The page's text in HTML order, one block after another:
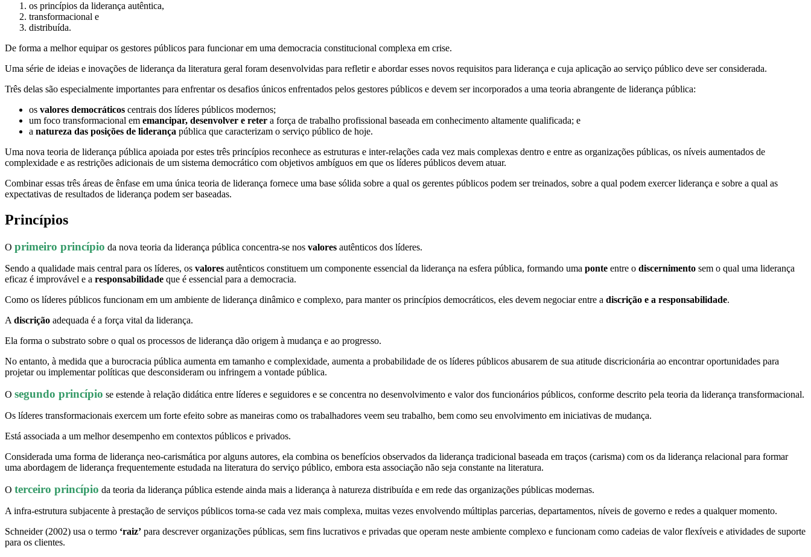
os princípios da liderança autêntica,
transformacional e
distribuída.
De forma a melhor equipar os gestores públicos para funcionar em uma democracia constitucional complexa em crise.
Uma série de ideias e inovações de liderança da literatura geral foram desenvolvidas para refletir e abordar esses novos requisitos para liderança e cuja aplicação ao serviço público deve ser considerada.
Três delas são especialmente importantes para enfrentar os desafios únicos enfrentados pelos gestores públicos e devem ser incorporados a uma teoria abrangente de liderança pública:
os valores democráticos centrais dos líderes públicos modernos;
um foco transformacional em emancipar, desenvolver e reter a força de trabalho profissional baseada em conhecimento altamente qualificada; e
a natureza das posições de liderança pública que caracterizam o serviço público de hoje.
Uma nova teoria de liderança pública apoiada por estes três princípios reconhece as estruturas e inter-relações cada vez mais complexas dentro e entre as organizações públicas, os níveis aumentados de
complexidade e as restrições adicionais de um sistema democrático com objetivos ambíguos em que os líderes públicos devem atuar.
Combinar essas três áreas de ênfase em uma única teoria de liderança fornece uma base sólida sobre a qual os gerentes públicos podem ser treinados, sobre a qual podem exercer liderança e sobre a qual as
expectativas de resultados de liderança podem ser baseadas.
Princípios
O primeiro princípio da nova teoria da liderança pública concentra-se nos valores autênticos dos líderes.
Sendo a qualidade mais central para os líderes, os valores autênticos constituem um componente essencial da liderança na esfera pública, formando uma ponte entre o discernimento sem o qual uma liderança
eficaz é improvável e a responsabilidade que é essencial para a democracia.
Como os líderes públicos funcionam em um ambiente de liderança dinâmico e complexo, para manter os princípios democráticos, eles devem negociar entre a discrição e a responsabilidade.
A discrição adequada é a força vital da liderança.
Ela forma o substrato sobre o qual os processos de liderança dão origem à mudança e ao progresso.
No entanto, à medida que a burocracia pública aumenta em tamanho e complexidade, aumenta a probabilidade de os líderes públicos abusarem de sua atitude discricionária ao encontrar oportunidades para
projetar ou implementar políticas que desconsideram ou infringem a vontade pública.
O segundo princípio se estende à relação didática entre líderes e seguidores e se concentra no desenvolvimento e valor dos funcionários públicos, conforme descrito pela teoria da liderança transformacional.
Os líderes transformacionais exercem um forte efeito sobre as maneiras como os trabalhadores veem seu trabalho, bem como seu envolvimento em iniciativas de mudança.
Está associada a um melhor desempenho em contextos públicos e privados.
Considerada uma forma de liderança neo-carismática por alguns autores, ela combina os benefícios observados da liderança tradicional baseada em traços (carisma) com os da liderança relacional para formar
uma abordagem de liderança frequentemente estudada na literatura do serviço público, embora esta associação não seja constante na literatura.
O terceiro princípio da teoria da liderança pública estende ainda mais a liderança à natureza distribuída e em rede das organizações públicas modernas.
A infra-estrutura subjacente à prestação de serviços públicos torna-se cada vez mais complexa, muitas vezes envolvendo múltiplas parcerias, departamentos, níveis de governo e redes a qualquer momento.
Schneider (2002) usa o termo ‘raiz’ para descrever organizações públicas, sem fins lucrativos e privadas que operam neste ambiente complexo e funcionam como cadeias de valor flexíveis e atividades de suporte
para os clientes.